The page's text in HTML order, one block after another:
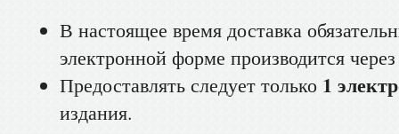
В настоящее время доставка
электронной форме производится
Предоставлять следует только 1
издания.